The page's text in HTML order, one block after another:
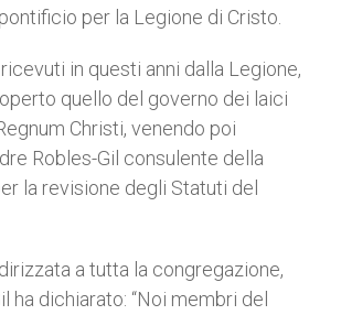
per la Legione di Cristo.
in questi anni dalla Legione,
quello del governo dei laici
Christi, venendo poi
Robles-Gil consulente della
la revisione degli Statuti del
a tutta la congregazione,
ha dichiarato: “Noi membri del